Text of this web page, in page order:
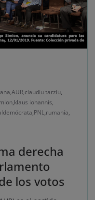
,AUR,claudiu tarziu,
,klaus iohannis,
,PNL,rumanía,
derecha
los votos